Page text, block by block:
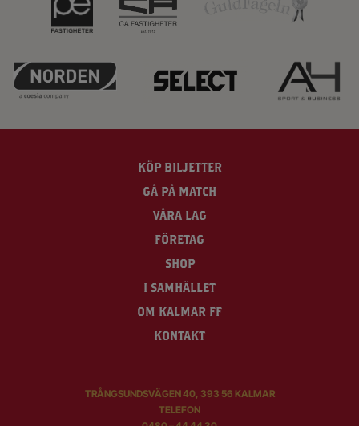
KÖP BILJETTER
GÅ PÅ MATCH
VÅRA LAG
FÖRETAG
SHOP
I SAMHÄLLET
OM KALMAR FF
KONTAKT
TRÅNGSUNDSVÄGEN 40, 393 56 KALMAR
TELEFON